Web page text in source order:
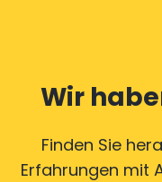
Wir
Finden Sie
Erfahrungen mit